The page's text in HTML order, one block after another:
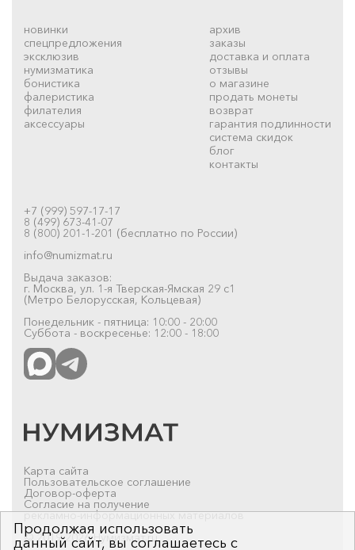
новинки
спецпредложения
эксклюзив
нумизматика
бонистика
фалеристика
филателия
аксессуары
архив
заказы
доставка и оплата
отзывы
о магазине
продать монеты
возврат
гарантия подлинности
система скидок
блог
контакты
+7 (999) 597-17-17
8 (499) 673-41-07
8 (800) 201-1-201 (бесплатно по России)
info@numizmat.ru
Выдача заказов:
г. Москва, ул. 1-я Тверская-Ямская 29 с1
(Метро Белорусская, Кольцевая)
Понедельник - пятница: 10:00 - 20:00
Суббота - воскресенье: 12:00 - 18:00
Карта сайта
Пользовательское соглашение
Договор-оферта
Согласие на получение
рекламно-информационных материалов
© 2019-2026 Нумизмат.ru
Продолжая использовать
данный сайт, вы соглашаетесь с